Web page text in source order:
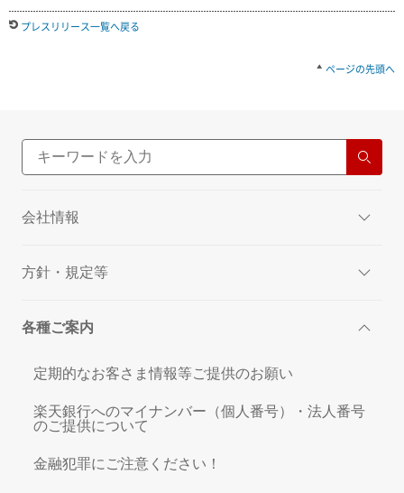
プレスリリース一覧へ戻る
ページの先頭へ
会社情報
方針・規定等
各種ご案内
定期的なお客さま情報等ご提供のお願い
楽天銀行へのマイナンバー（個人番号）・法人番号
のご提供について
金融犯罪にご注意ください！